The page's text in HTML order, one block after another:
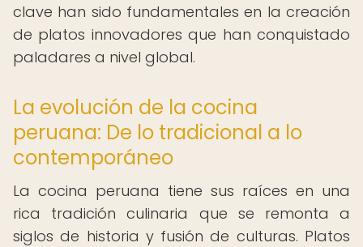
clave han sido fundamentales en la creación
de platos innovadores que han conquistado
paladares a nivel global.
La evolución de la cocina
peruana: De lo tradicional a lo
contemporáneo
La cocina peruana tiene sus raíces en una
rica tradición culinaria que se remonta a
siglos de historia y fusión de culturas. Platos